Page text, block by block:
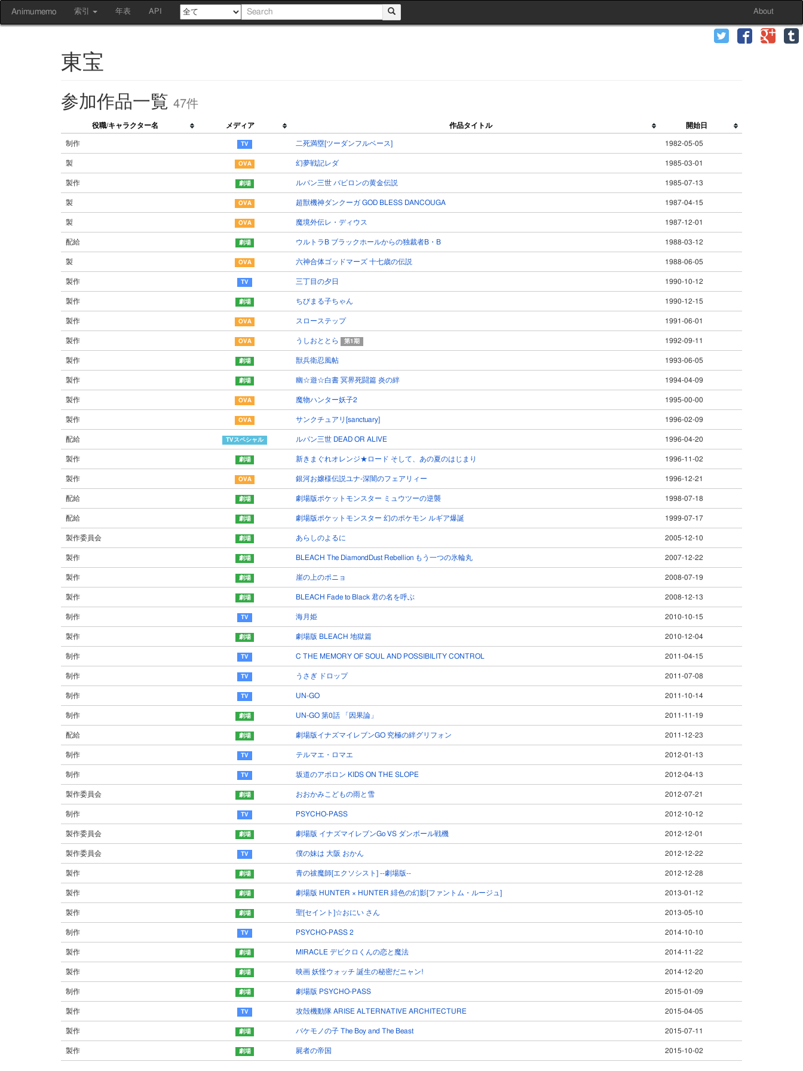
Animumemo 索引 年表 API About
東宝
参加作品一覧 47件
役職/キャラクター名 メディア 作品タイトル 開始日
制作 二死満塁[ツーダンフルベース] 1982-05-05
製 幻夢戦記レダ 1985-03-01
製作 ルパン三世 バビロンの黄金伝説 1985-07-13
製 超獣機神ダンクーガ GOD BLESS DANCOUGA 1987-04-15
製 魔境外伝レ・ディウス 1987-12-01
配給 ウルトラB ブラックホールからの独裁者B・B 1988-03-12
製 六神合体ゴッドマーズ 十七歳の伝説 1988-06-05
製作 三丁目の夕日 1990-10-12
製作 ちびまる子ちゃん 1990-12-15
製作 スローステップ 1991-06-01
製作 うしおととら 第1期 1992-09-11
製作 獣兵衛忍風帖 1993-06-05
製作 幽☆遊☆白書 冥界死闘篇 炎の絆 1994-04-09
製作 魔物ハンター妖子2 1995-00-00
製作 サンクチュアリ[sanctuary] 1996-02-09
配給 ルパン三世 DEAD OR ALIVE 1996-04-20
製作 新きまぐれオレンジ★ロード そして、あの夏のはじまり 1996-11-02
製作 銀河お嬢様伝説ユナ-深闇のフェアリィー 1996-12-21
配給 劇場版ポケットモンスター ミュウツーの逆襲 1998-07-18
配給 劇場版ポケットモンスター 幻のポケモン ルギア爆誕 1999-07-17
製作委員会 あらしのよるに 2005-12-10
製作 BLEACH The DiamondDust Rebellion もう一つの氷輪丸 2007-12-22
製作 崖の上のポニョ 2008-07-19
製作 BLEACH Fade to Black 君の名を呼ぶ 2008-12-13
制作 海月姫 2010-10-15
製作 劇場版 BLEACH 地獄篇 2010-12-04
制作 C THE MEMORY OF SOUL AND POSSIBILITY CONTROL 2011-04-15
制作 うさぎ ドロップ 2011-07-08
制作 UN-GO 2011-10-14
制作 UN-GO 第0話 「因果論」 2011-11-19
配給 劇場版イナズマイレブンGO 究極の絆グリフォン 2011-12-23
制作 テルマエ・ロマエ 2012-01-13
制作 坂道のアポロン KIDS ON THE SLOPE 2012-04-13
製作委員会 おおかみこどもの雨と雪 2012-07-21
制作 PSYCHO-PASS 2012-10-12
製作委員会 劇場版 イナズマイレブンGo VS ダンボール戦機 2012-12-01
製作委員会 僕の妹は 大阪 おかん 2012-12-22
製作 青の祓魔師[エクソシスト] --劇場版-- 2012-12-28
製作 劇場版 HUNTER × HUNTER 緋色の幻影[ファントム・ルージュ] 2013-01-12
製作 聖[セイント]☆おにい さん 2013-05-10
制作 PSYCHO-PASS 2 2014-10-10
製作 MIRACLE デビクロくんの恋と魔法 2014-11-22
製作 映画 妖怪ウォッチ 誕生の秘密だニャン! 2014-12-20
制作 劇場版 PSYCHO-PASS 2015-01-09
製作 攻殻機動隊 ARISE ALTERNATIVE ARCHITECTURE 2015-04-05
製作 バケモノの子 The Boy and The Beast 2015-07-11
製作 屍者の帝国 2015-10-02